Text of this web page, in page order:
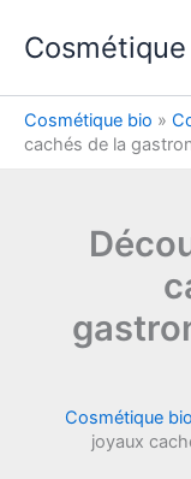
Cosmétique bio »
cachés de la
Cosmétique bio
joyaux